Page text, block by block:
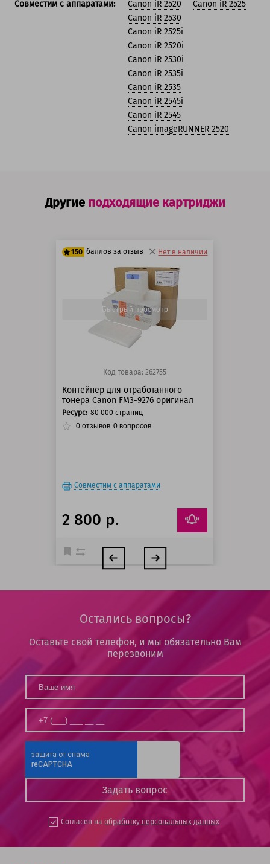
Совместим с аппаратами: Canon iR 2520
Canon iR 2525
Canon iR 2530
Canon iR 2525i
Canon iR 2520i
Canon iR 2530i
Canon iR 2535i
Canon iR 2535
Canon iR 2545i
Canon iR 2545
Canon imageRUNNER 2520
Другие подходящие картриджи
150 баллов за отзыв
125 баллов
150 баллов
Нет в наличии
Быстрый просмотр
Код товара: 262755
Контейнер для отработанного
тонера Canon FM3-9276 оригинал
Ресурс: 80 000 страниц
0 отзывов 0 вопросов
Совместим с аппаратами
2 800 р.
Остались вопросы?
Оставьте свой телефон, и мы обязательно Вам
перезвоним
Согласен на обработку персональных данных